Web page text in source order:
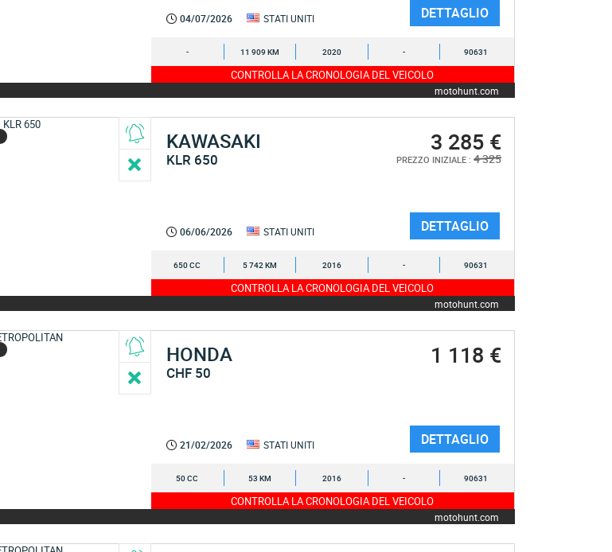
04/07/2026 STATI UNITI DETTAGLIO
- 11 909 KM 2020 - 90631
CONTROLLA LA CRONOLOGIA DEL VEICOLO
motohunt.com
KAWASAKI
KLR 650
3 285 €
PREZZO INIZIALE : 4 325
06/06/2026 STATI UNITI DETTAGLIO
650 CC 5 742 KM 2016 - 90631
CONTROLLA LA CRONOLOGIA DEL VEICOLO
motohunt.com
HONDA
CHF 50
1 118 €
21/02/2026 STATI UNITI DETTAGLIO
50 CC 53 KM 2016 - 90631
CONTROLLA LA CRONOLOGIA DEL VEICOLO
motohunt.com